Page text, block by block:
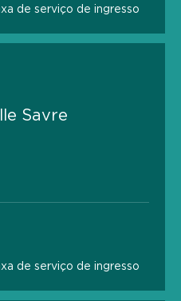
de serviço de ingresso
Savre
de serviço de ingresso